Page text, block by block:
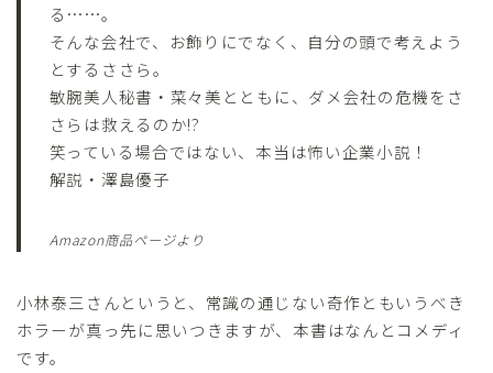
る……。
そんな会社で、お飾りにでなく、自分の頭で考えよう
とするささら。
敏腕美人秘書・菜々美とともに、ダメ会社の危機をさ
さらは救えるのか!?
笑っている場合ではない、本当は怖い企業小説！
解説・澤島優子
Amazon商品ページより
小林泰三さんというと、常識の通じない奇作ともいうべき
ホラーが真っ先に思いつきますが、本書はなんとコメディ
です。